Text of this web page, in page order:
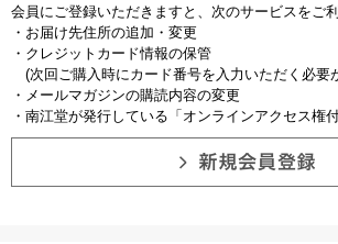
会員にご登録いただきますと、次のサービスをご
・お届け先住所の追加・変更
・クレジットカード情報の保管
(次回ご購入時にカード番号を入力いただく必要
・メールマガジンの購読内容の変更
・南江堂が発行している「オンラインアクセス権